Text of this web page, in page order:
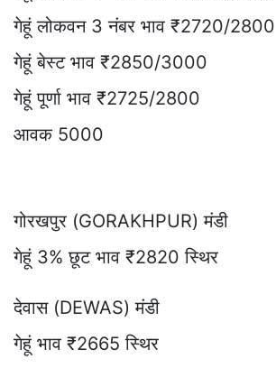
गेहूं लोकवन 3 नंबर भाव ₹2720/2800
गेहूं बेस्ट भाव ₹2850/3000
गेहूं पूर्णा भाव ₹2725/2800
आवक 5000
गोरखपुर (GORAKHPUR) मंडी
गेहूं 3% छूट भाव ₹2820 स्थिर
देवास (DEWAS) मंडी
गेहूं भाव ₹2665 स्थिर